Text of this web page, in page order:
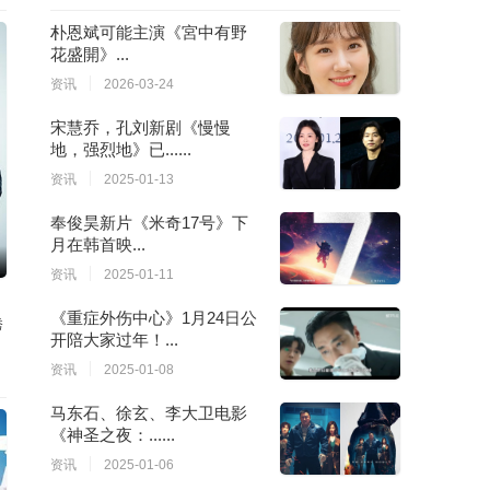
朴恩斌可能主演《宮中有野
花盛開》...
资讯 2026-03-24
宋慧乔，孔刘新剧《慢慢
地，强烈地》已......
资讯 2025-01-13
奉俊昊新片《米奇17号》下
月在韩首映...
资讯 2025-01-11
《重症外伤中心》1月24日公
开陪大家过年！...
资讯 2025-01-08
马东石、徐玄、李大卫电影
《神圣之夜：......
资讯 2025-01-06